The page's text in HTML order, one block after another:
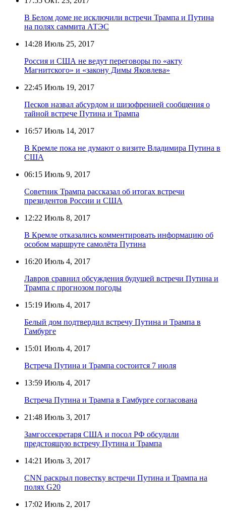
В Белом доме не исключили встречи Трампа и Путина
на полях саммита АТЭС
14:28 Июль 25, 2017
Россия и США не ведут переговоры по «акту
Магнитского» и «закону Димы Яковлева»
22:45 Июль 19, 2017
Песков назвал абсурдом и шизофренией сообщения о
тайной встрече Путина и Трампа
16:57 Июль 14, 2017
В Кремле пока не думают о визите Владимира Путина в
США
06:15 Июль 9, 2017
Советник Трампа рассказал об итогах встречи
президентов России и США
12:22 Июль 8, 2017
В Кремле отказались комментировать информацию об
особом маршруте самолёта Путина
16:20 Июль 4, 2017
Лавров сравнил обсуждения будущей встречи Путина и
Трампа с прогнозом погоды
15:19 Июль 4, 2017
Белый дом подтвердил встречу Путина и Трампа в
Гамбурге
15:01 Июль 4, 2017
Встреча Путина и Трампа состоится 7 июля
13:59 Июль 4, 2017
Встреча Путина и Трампа в Гамбурге согласована
21:48 Июль 3, 2017
Замгоссекретаря США и посол РФ обсудили
предстоящую встречу Путина и Трампа
14:21 Июль 3, 2017
CNN раскрыл повестку встречи Путина и Трампа на
полях G20
17:02 Июль 2, 2017